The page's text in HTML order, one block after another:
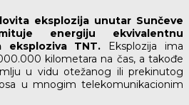
eksplozija unutar Sunčeve
energiju ekvivalentnu
eksploziva TNT.
Eksplozija ima
kilometara na čas, a takođe
u vidu otežanog ili prekinutog
u mnogim telekomunikacionim